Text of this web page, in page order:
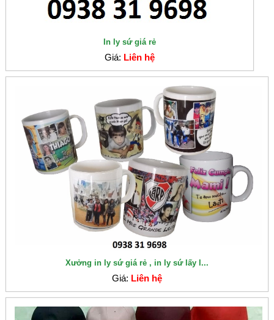
In ly sứ giá rẻ
Giá: Liên hệ
Xưởng in ly sứ giá rẻ , in ly sứ lấy l...
Giá: Liên hệ